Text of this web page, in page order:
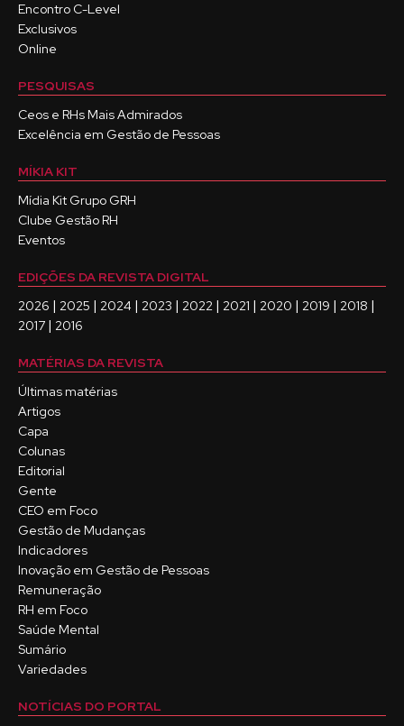
Encontro C-Level
Exclusivos
Online
PESQUISAS
Ceos e RHs Mais Admirados
Excelência em Gestão de Pessoas
MÍKIA KIT
Mídia Kit Grupo GRH
Clube Gestão RH
Eventos
EDIÇÕES DA REVISTA DIGITAL
2026 | 2025 | 2024 | 2023 | 2022 | 2021 | 2020 | 2019 | 2018 |
2017 | 2016
MATÉRIAS DA REVISTA
Últimas matérias
Artigos
Capa
Colunas
Editorial
Gente
CEO em Foco
Gestão de Mudanças
Indicadores
Inovação em Gestão de Pessoas
Remuneração
RH em Foco
Saúde Mental
Sumário
Variedades
NOTÍCIAS DO PORTAL